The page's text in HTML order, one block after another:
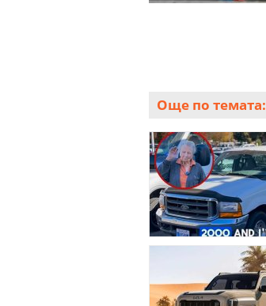
Още по темата: